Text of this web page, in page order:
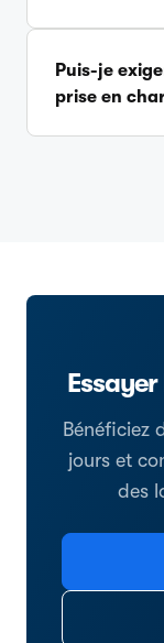
Puis-je
prise en
Bénéficiez
jours et
des